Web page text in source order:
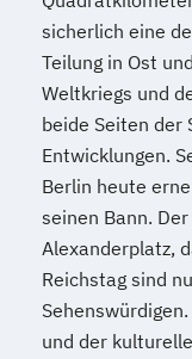
sicherlich eine
Teilung in Ost
Weltkriegs und
beide Seiten der
Entwicklungen.
Berlin heute
seinen Bann.
Alexanderplatz,
Reichstag sind
und der